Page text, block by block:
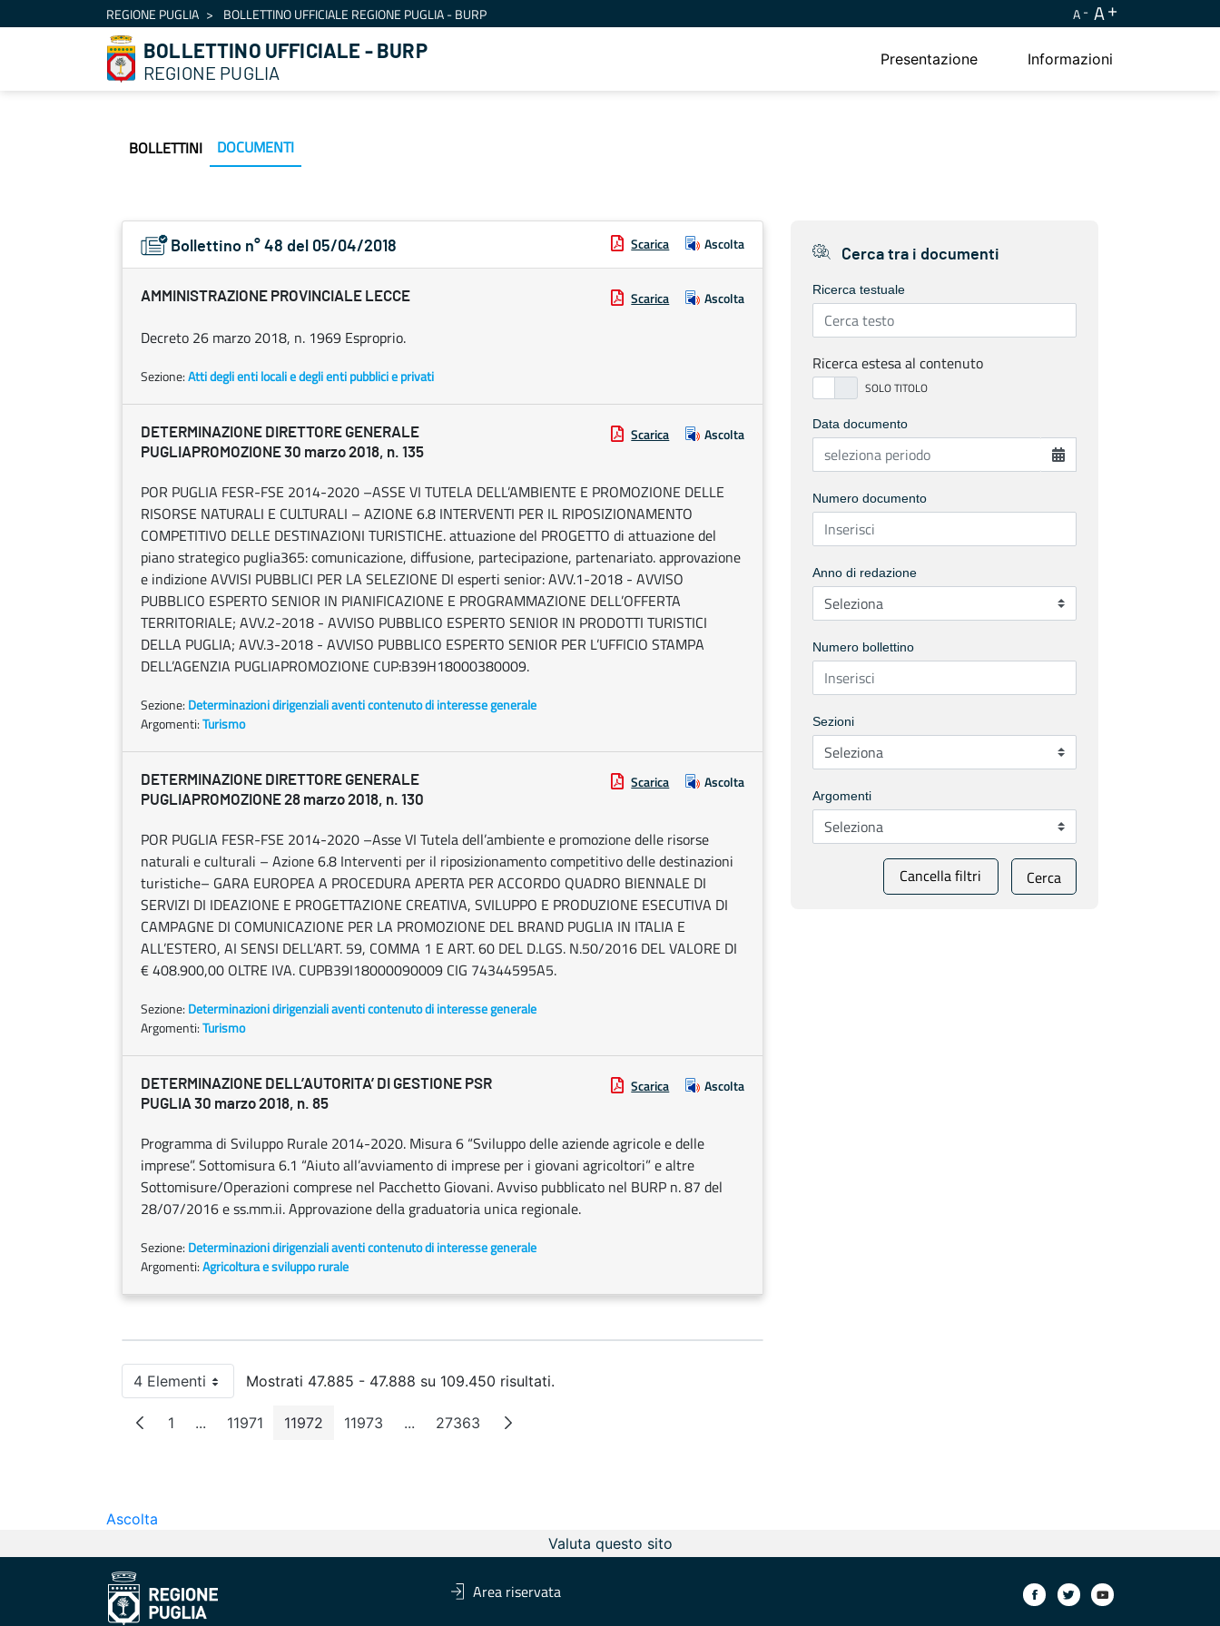
Salta al contenutoREGIONE PUGLIA BOLLETTINO UFFICIALE REGIONE PUGLIA - BURP A A
BOLLETTINO UFFICIALE - BURP
REGIONE PUGLIA
Presentazione Informazioni
BOLLETTINI DOCUMENTI
Bollettino n° 48 del 05/04/2018 Scarica Ascolta
AMMINISTRAZIONE PROVINCIALE LECCE Scarica Ascolta
Decreto 26 marzo 2018, n. 1969 Esproprio.
Sezione:Atti degli enti locali e degli enti pubblici e privati
DETERMINAZIONE DIRETTORE GENERALE
PUGLIAPROMOZIONE 30 marzo 2018, n. 135
Scarica Ascolta
POR PUGLIA FESR-FSE 2014-2020 –ASSE VI TUTELA DELL’AMBIENTE E PROMOZIONE DELLE
RISORSE NATURALI E CULTURALI – AZIONE 6.8 INTERVENTI PER IL RIPOSIZIONAMENTO
COMPETITIVO DELLE DESTINAZIONI TURISTICHE. attuazione del PROGETTO di attuazione del
piano strategico puglia365: comunicazione, diffusione, partecipazione, partenariato. approvazione
e indizione AVVISI PUBBLICI PER LA SELEZIONE DI esperti senior: AVV.1-2018 - AVVISO
PUBBLICO ESPERTO SENIOR IN PIANIFICAZIONE E PROGRAMMAZIONE DELL’OFFERTA
TERRITORIALE; AVV.2-2018 - AVVISO PUBBLICO ESPERTO SENIOR IN PRODOTTI TURISTICI
DELLA PUGLIA; AVV.3-2018 - AVVISO PUBBLICO ESPERTO SENIOR PER L’UFFICIO STAMPA
DELL’AGENZIA PUGLIAPROMOZIONE CUP:B39H18000380009.
Sezione: Determinazioni dirigenziali aventi contenuto di interesse generale
Argomenti:Turismo
DETERMINAZIONE DIRETTORE GENERALE
PUGLIAPROMOZIONE 28 marzo 2018, n. 130
Scarica Ascolta
POR PUGLIA FESR-FSE 2014-2020 –Asse VI Tutela dell’ambiente e promozione delle risorse
naturali e culturali – Azione 6.8 Interventi per il riposizionamento competitivo delle destinazioni
turistiche– GARA EUROPEA A PROCEDURA APERTA PER ACCORDO QUADRO BIENNALE DI
SERVIZI DI IDEAZIONE E PROGETTAZIONE CREATIVA, SVILUPPO E PRODUZIONE ESECUTIVA DI
CAMPAGNE DI COMUNICAZIONE PER LA PROMOZIONE DEL BRAND PUGLIA IN ITALIA E
ALL’ESTERO, AI SENSI DELL’ART. 59, COMMA 1 E ART. 60 DEL D.LGS. N.50/2016 DEL VALORE DI
€ 408.900,00 OLTRE IVA. CUPB39I18000090009 CIG 74344595A5.
Sezione: Determinazioni dirigenziali aventi contenuto di interesse generale
Argomenti:Turismo
DETERMINAZIONE DELL’AUTORITA’ DI GESTIONE PSR
PUGLIA 30 marzo 2018, n. 85
Scarica Ascolta
Programma di Sviluppo Rurale 2014-2020. Misura 6 “Sviluppo delle aziende agricole e delle
imprese”. Sottomisura 6.1 “Aiuto all’avviamento di imprese per i giovani agricoltori” e altre
Sottomisure/Operazioni comprese nel Pacchetto Giovani. Avviso pubblicato nel BURP n. 87 del
28/07/2016 e ss.mm.ii. Approvazione della graduatoria unica regionale.
Sezione: Determinazioni dirigenziali aventi contenuto di interesse generale
Argomenti:Agricoltura e sviluppo rurale
4 ElementiPer paginaMostrati 47.885 - 47.888 su 109.450 risultati.
Pagina
1 ...Pagine intermedie
Pagina
11971 Pagina
11972 Pagina
11973 ...Pagine intermedie
Pagina
27363
Cerca tra i documenti
Ricerca testuale
Ricerca estesa al contenuto
Data documento
Numero documento
Anno di redazione
Numero bollettino
Sezioni
Argomenti
Cancella filtri Cerca
Ascolta
Valuta questo sito
Area riservata